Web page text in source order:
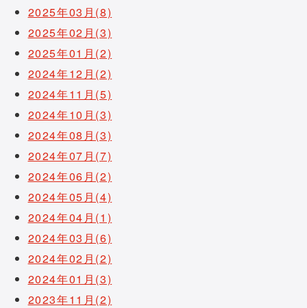
2025年03月(8)
2025年02月(3)
2025年01月(2)
2024年12月(2)
2024年11月(5)
2024年10月(3)
2024年08月(3)
2024年07月(7)
2024年06月(2)
2024年05月(4)
2024年04月(1)
2024年03月(6)
2024年02月(2)
2024年01月(3)
2023年11月(2)